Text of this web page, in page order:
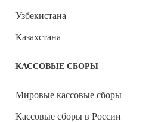
Узбекистана
Казахстана
КАССОВЫЕ СБОРЫ
Мировые кассовые сборы
Кассовые сборы в России